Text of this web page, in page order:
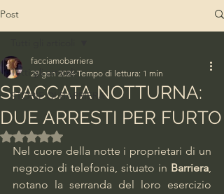
Post
Tutti gli articoli
STORIE DI BARRIERA
SPACCATA NOTTURNA:
DUE ARRESTI PER FURTO
facciamobarriera
29 gen 2024 Tempo di lettura: 1 min
Valutazione NaN stelle su 5.
Nel cuore della notte i proprietari di un
negozio di telefonia, situato in Barriera,
notano la serranda del loro esercizio